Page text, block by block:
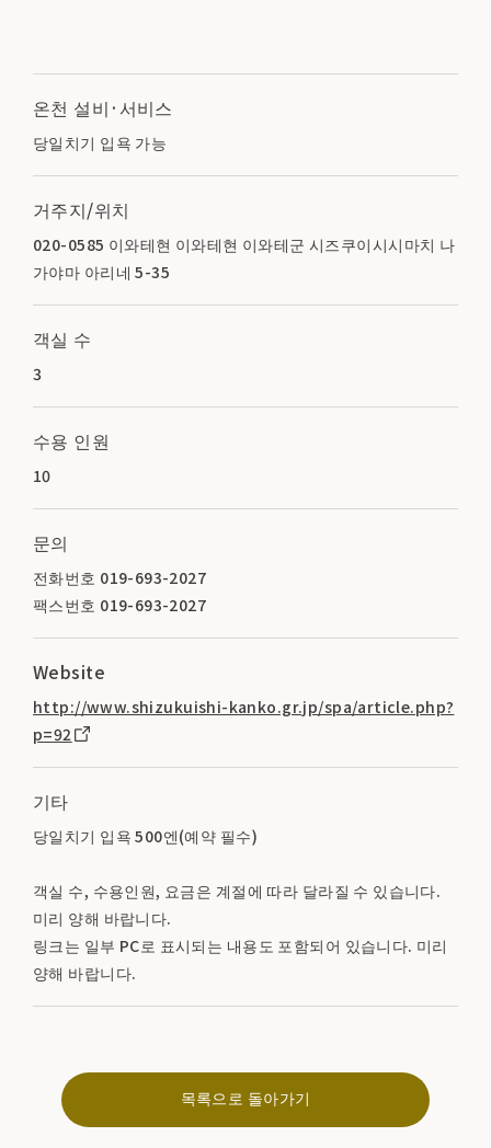
온천 설비·서비스
당일치기 입욕 가능
거주지/위치
020-0585 이와테현 이와테현 이와테군 시즈쿠이시시마치 나
가야마 아리네 5-35
객실 수
3
수용 인원
10
문의
전화번호 019-693-2027
팩스번호 019-693-2027
Website
http://www.shizukuishi-kanko.gr.jp/spa/article.php?
p=92
기타
당일치기 입욕 500엔(예약 필수)
객실 수, 수용인원, 요금은 계절에 따라 달라질 수 있습니다.
미리 양해 바랍니다.
링크는 일부 PC로 표시되는 내용도 포함되어 있습니다. 미리
양해 바랍니다.
목록으로 돌아가기